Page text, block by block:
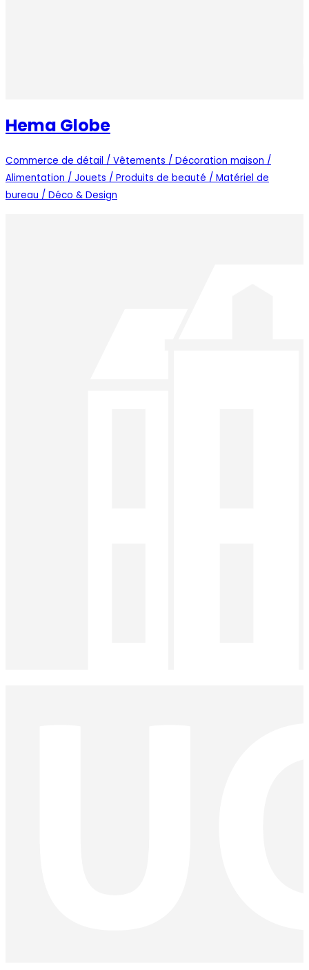
Hema Globe
Commerce de détail / Vêtements / Décoration maison /
Alimentation / Jouets / Produits de beauté / Matériel de
bureau / Déco & Design